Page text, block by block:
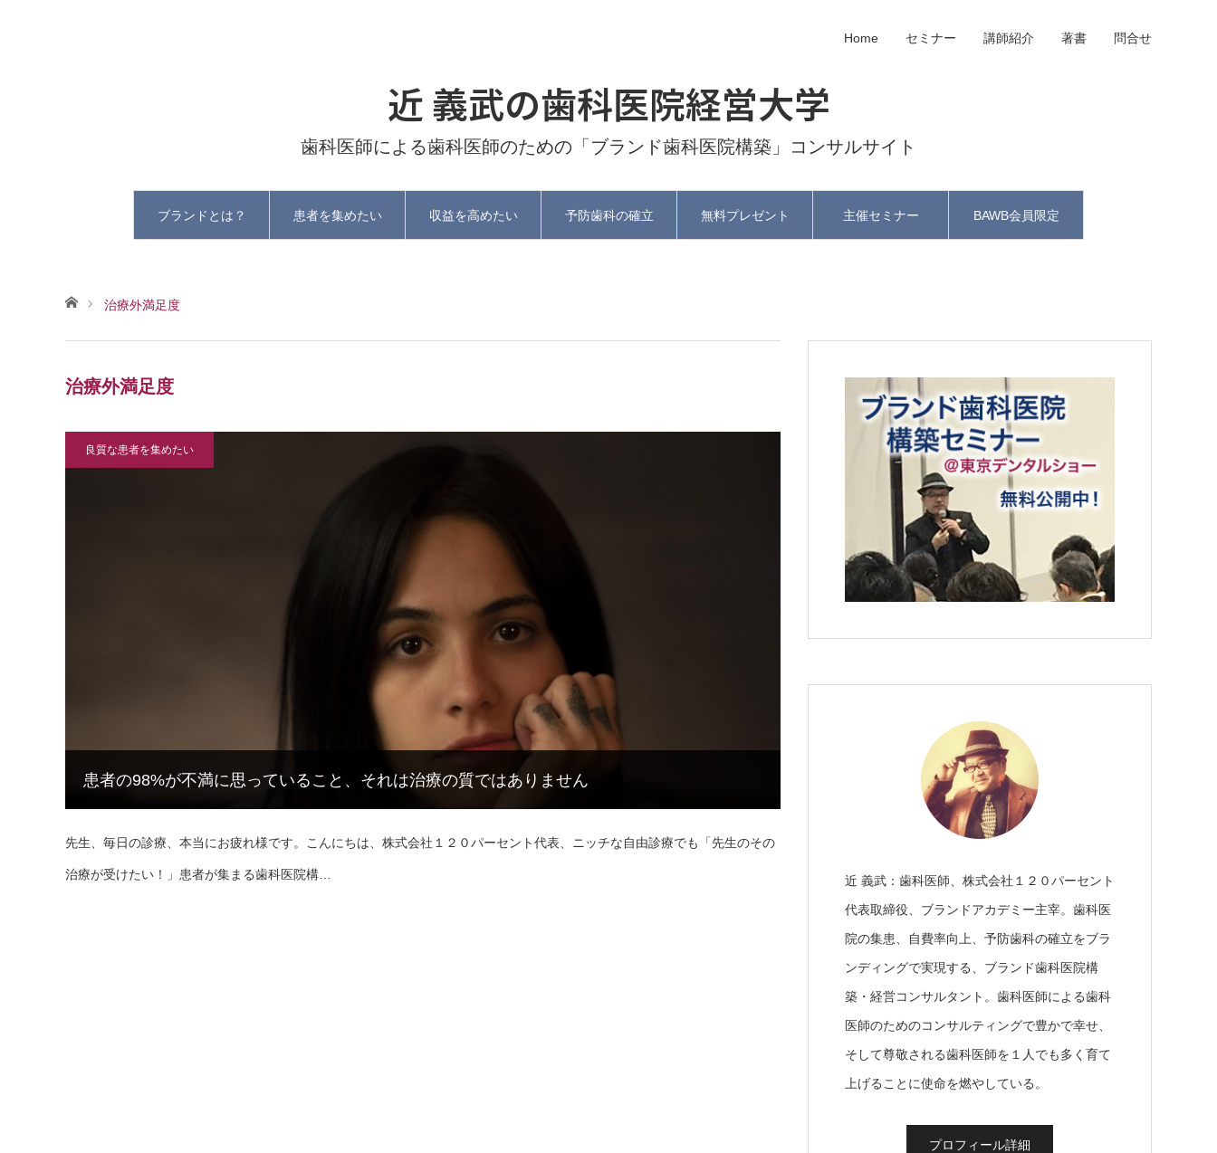
近 義武の歯科医院経営大学
歯科医師による歯科医師のための「ブランド歯科医院構築」コンサルサイト
ブランドとは？ 患者を集めたい 収益を高めたい 予防歯科の確立 無料プレゼント 主催セミナー BAWB会員限定
Home セミナー 講師紹介 著書 問合せ
ホーム治療外満足度
治療外満足度
良質な患者を集めたい
患者の98%が不満に思っていること、それは治療の質ではありません
先生、毎日の診療、本当にお疲れ様です。こんにちは、株式会社１２０パーセント代表、ニッチな自由診療でも「先生のその
治療が受けたい！」患者が集まる歯科医院構…
近 義武：歯科医師、株式会社１２０パーセント
代表取締役、ブランドアカデミー主宰。歯科医
院の集患、自費率向上、予防歯科の確立をブラ
ンディングで実現する、ブランド歯科医院構
築・経営コンサルタント。歯科医師による歯科
医師のためのコンサルティングで豊かで幸せ、
そして尊敬される歯科医師を１人でも多く育て
上げることに使命を燃やしている。
プロフィール詳細